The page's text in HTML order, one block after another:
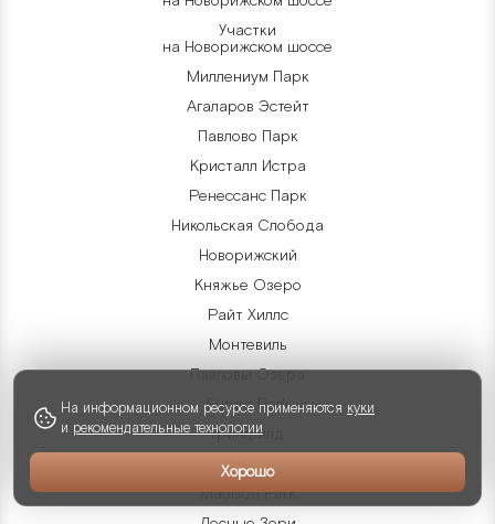
На информационном ресурсе применяются куки
и рекомендательные технологии
Хорошо
Участки
на Новорижском шоссе
Миллениум Парк
Агаларов Эстейт
Павлово Парк
Кристалл Истра
Ренессанс Парк
Никольская Слобода
Новорижский
Княжье Озеро
Райт Хиллс
Монтевиль
Павловы Озера
Futuro Park
Гринфилд
Резиденции Бенилюкс
Madison Park